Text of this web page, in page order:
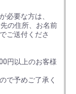
必要な方は、
の住所、お名前
ご送付くださ
円以上のお客様
で予めご了承く